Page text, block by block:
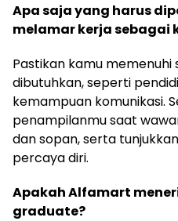
Apa saja yang harus
melamar kerja sebagai
Pastikan kamu memenuhi
dibutuhkan, seperti
kemampuan komunikasi.
penampilanmu saat
dan sopan, serta
percaya diri.
Apakah Alfamart
graduate?